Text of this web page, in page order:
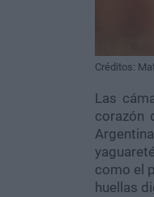
Créditos:
Las
corazón
como el
huellas